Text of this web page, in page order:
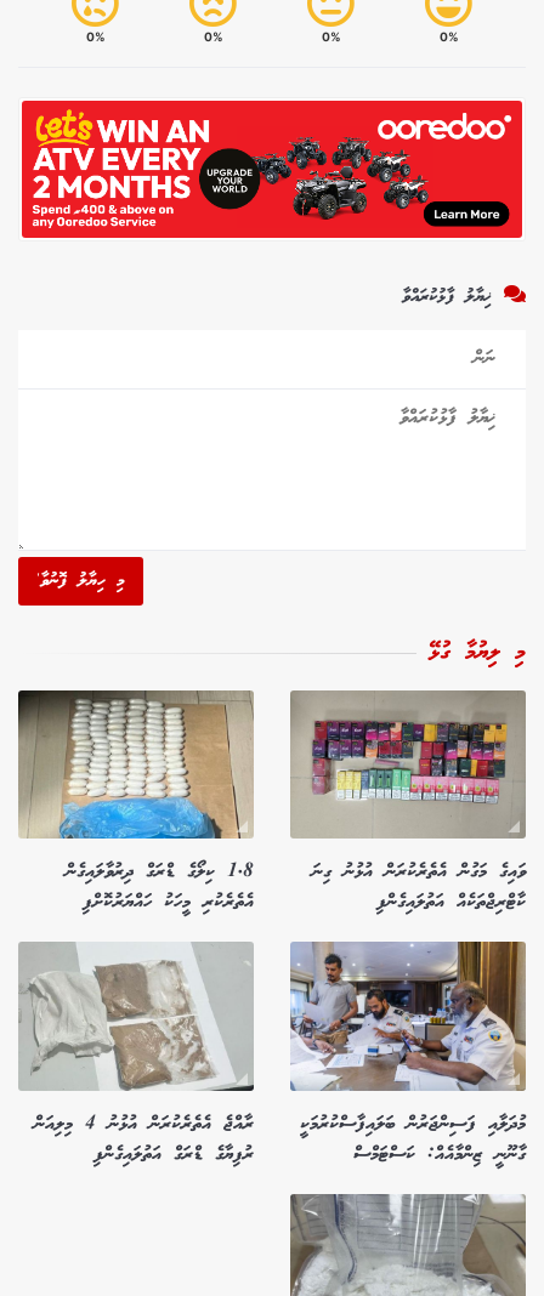
0%
0%
0%
0%
ޚިޔާލު ފާޅުކުރައްވާ
މި ހިޔާލު ފޮނުވާ'
މި ލިޔުމާ ގުޅޭ
ވައިގެ މަގުން އެތެރެކުރަން އުޅުނު ގިނަ
ކާޓްރިޖްތަކެއް އަތުލައިގެންފި
1.8 ކިލޯގެ ޑްރަގް ދިރުވާލައިގެން
އެތެރެކުރި މީހަކު ހައްޔަރުކޮށްފި
މުދަލާއި ފަސިންޖަރުން ބަލައިފާސްކުރުމަކީ
ގާނޫނީ ޒިންމާއެއް: ކަސްޓަމްސް
ރާއްޖެ އެތެރެކުރަން އުޅުނު 4 މިލިއަން
ރުފިޔާގެ ޑްރަގް އަތުލައިގެންފި